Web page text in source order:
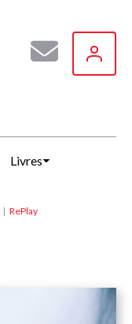
Livres
RePlay